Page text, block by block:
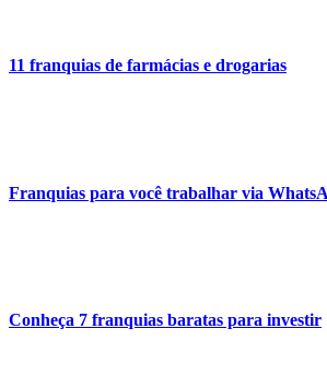
11 franquias de farmácias e drogarias
Franquias para você trabalhar via
Conheça 7 franquias baratas para investir